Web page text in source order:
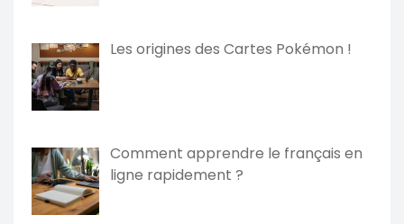
Les origines des Cartes Pokémon !
Comment apprendre le français en
ligne rapidement ?